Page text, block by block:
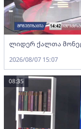
ლიდერ ქალთა
2026/08/07 15:07
08:35